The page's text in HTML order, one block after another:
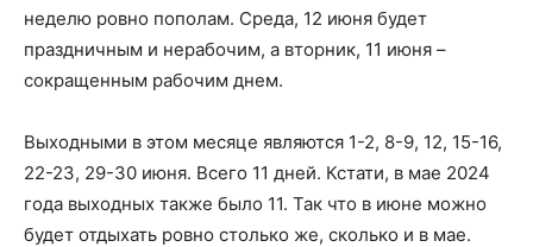
неделю ровно пополам. Среда, 12 июня будет
праздничным и нерабочим, а вторник, 11 июня –
сокращенным рабочим днем.
Выходными в этом месяце являются 1-2, 8-9, 12, 15-16,
22-23, 29-30 июня. Всего 11 дней. Кстати, в мае 2024
года выходных также было 11. Так что в июне можно
будет отдыхать ровно столько же, сколько и в мае.